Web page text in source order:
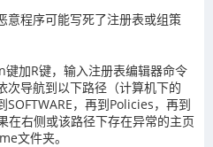
意程序可能写死了注册表或组策
加R键，输入注册表编辑器命令
次导航到以下路径（计算机下的
SOFTWARE，再到Policies，再到
在右侧或该路径下存在异常的主页
文件夹。